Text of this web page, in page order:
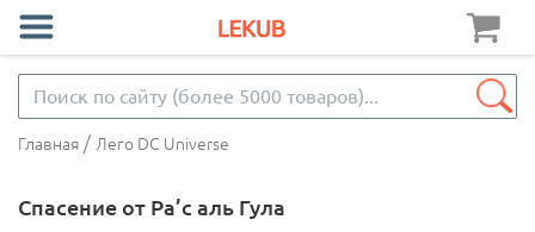
Главная / Лего DC Universe
Спасение от Ра’с аль Гула